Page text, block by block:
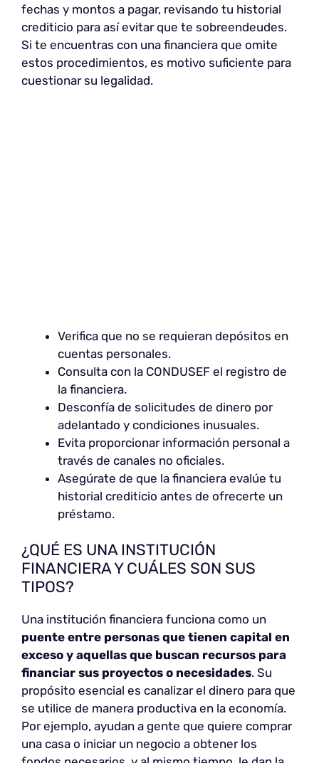
fechas y montos a pagar, revisando tu historial
crediticio para así evitar que te sobreendeudes.
Si te encuentras con una financiera que omite
estos procedimientos, es motivo suficiente para
cuestionar su legalidad.
Verifica que no se requieran depósitos en
cuentas personales.
Consulta con la CONDUSEF el registro de
la financiera.
Desconfía de solicitudes de dinero por
adelantado y condiciones inusuales.
Evita proporcionar información personal a
través de canales no oficiales.
Asegúrate de que la financiera evalúe tu
historial crediticio antes de ofrecerte un
préstamo.
¿QUÉ ES UNA INSTITUCIÓN
FINANCIERA Y CUÁLES SON SUS
TIPOS?
Una institución financiera funciona como un
puente entre personas que tienen capital en
exceso y aquellas que buscan recursos para
financiar sus proyectos o necesidades. Su
propósito esencial es canalizar el dinero para que
se utilice de manera productiva en la economía.
Por ejemplo, ayudan a gente que quiere comprar
una casa o iniciar un negocio a obtener los